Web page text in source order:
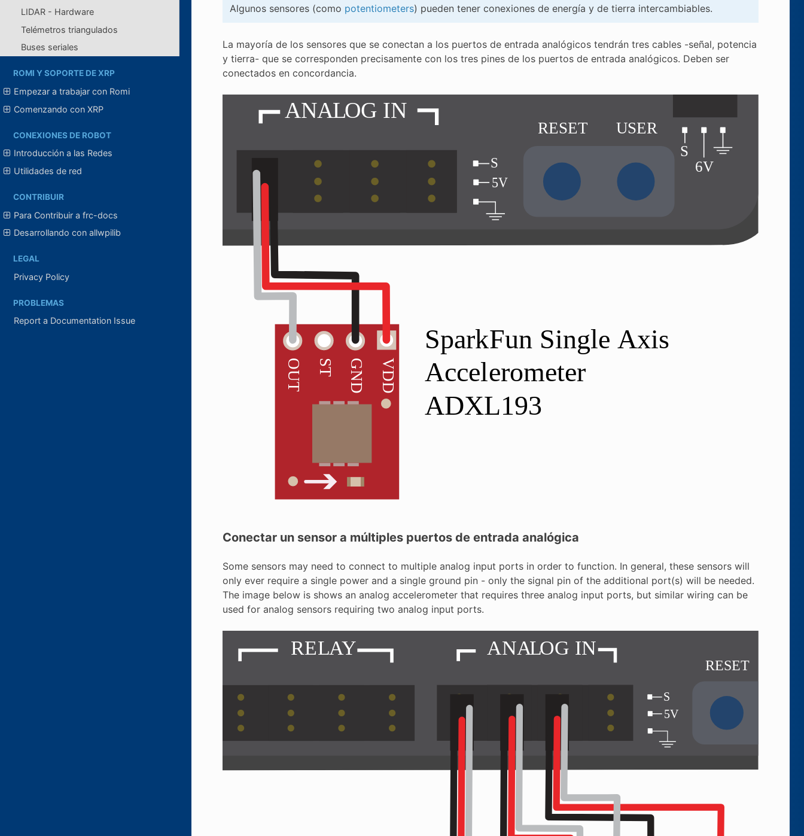
LIDAR - Hardware
Telémetros triangulados
Buses seriales
ROMI Y SOPORTE DE XRP
Empezar a trabajar con Romi
Comenzando con XRP
CONEXIONES DE ROBOT
Introducción a las Redes
Utilidades de red
CONTRIBUIR
Para Contribuir a frc-docs
Desarrollando con allwpilib
LEGAL
Privacy Policy
PROBLEMAS
Report a Documentation Issue
Algunos sensores (como potentiometers) pueden tener conexiones de energía y de tierra intercambiables.
La mayoría de los sensores que se conectan a los puertos de entrada analógicos tendrán tres cables -señal, potencia
y tierra- que se corresponden precisamente con los tres pines de los puertos de entrada analógicos. Deben ser
conectados en concordancia.
Conectar un sensor a múltiples puertos de entrada analógica
Some sensors may need to connect to multiple analog input ports in order to function. In general, these sensors will
only ever require a single power and a single ground pin - only the signal pin of the additional port(s) will be needed.
The image below is shows an analog accelerometer that requires three analog input ports, but similar wiring can be
used for analog sensors requiring two analog input ports.